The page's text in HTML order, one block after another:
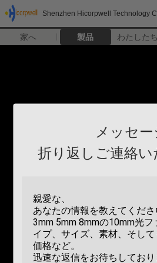
Shenzhen Hicorpwell Technology
家へ 製品 わたした
メッセー
折り返しご連絡い